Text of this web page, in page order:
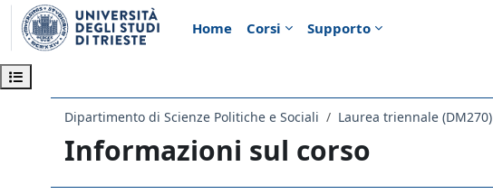
Vai al contenuto principale
Home
Corsi Supporto
Apri indice del corso
Dipartimento di Scienze Politiche e Sociali Laurea triennale (DM270)
Informazioni sul corso